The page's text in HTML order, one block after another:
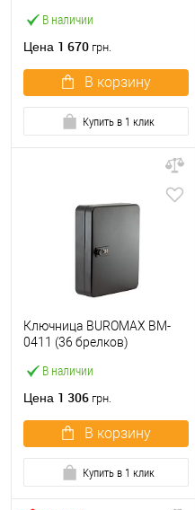
В наличии
Цена 1 670 грн.
В корзину
Купить в 1 клик
В наличии
Ключница BUROMAX BM-
0411 (36 брелков)
Цена 1 306 грн.
В корзину
Купить в 1 клик